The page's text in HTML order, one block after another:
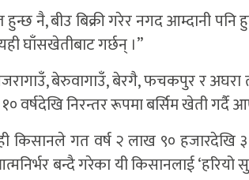
नै, बीउ बिक्री गरेर नगद आम्दानी पनि
घाँसखेतीबाट गर्छन् ।”
बेरुवागाउँ, बेरगै, फचकपुर र अघरा
वर्षदेखि निरन्तर रूपमा बर्सिम खेती गर्दै
किसानले गत वर्ष २ लाख ९०
बन्दै गरेका यी किसानलाई